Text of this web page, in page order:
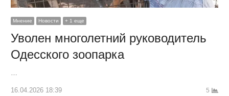
Мнение Новости + 1 еще
Уволен многолетний руководитель
Одесского зоопарка
…
16.04.2026 18:39 5